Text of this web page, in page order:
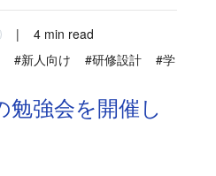
|
4 min read
#新人向け #研修設計
#学
勉強会を開催し